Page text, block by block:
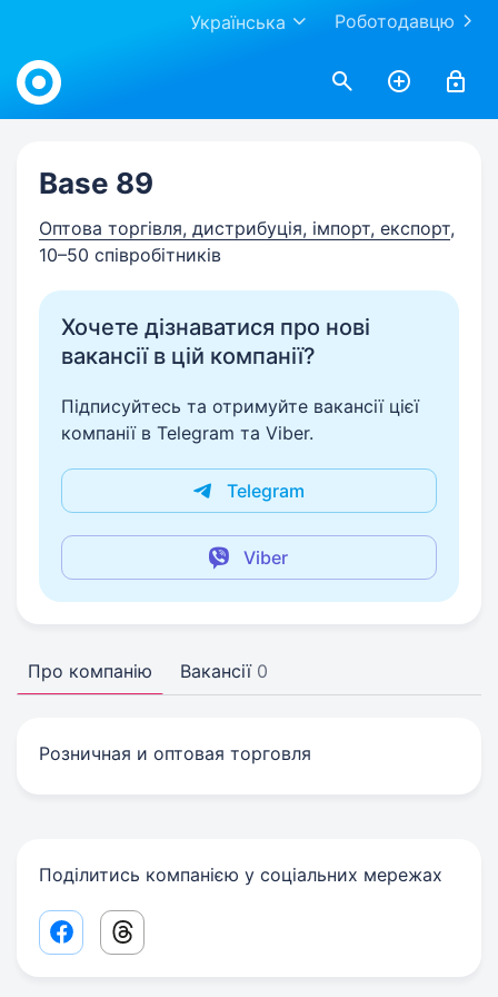
Роботодавцю
Українська
Work.ua
Base 89
Оптова торгівля, дистрибуція, імпорт, експорт,
10–50 співробітників
Хочете дізнаватися про нові
вакансії в цій компанії?
Підписуйтесь та отримуйте вакансії цієї
компанії в Telegram та Viber.
Telegram
Viber
Про компанію Вакансії 0
Розничная и оптовая торговля
Поділитись компанією у соціальних мережах
Facebook share link
Threads share link